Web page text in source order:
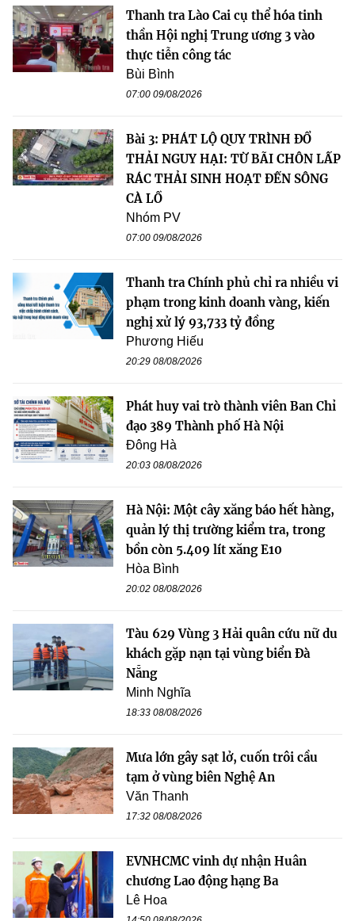
Thanh tra Lào Cai cụ thể hóa tinh
thần Hội nghị Trung ương 3 vào
thực tiễn công tác
Bùi Bình
07:00 09/08/2026
Bài 3: PHÁT LỘ QUY TRÌNH ĐỔ
THẢI NGUY HẠI: TỪ BÃI CHÔN LẤP
RÁC THẢI SINH HOẠT ĐẾN SÔNG
CÀ LỒ
Nhóm PV
07:00 09/08/2026
Thanh tra Chính phủ chỉ ra nhiều vi
phạm trong kinh doanh vàng, kiến
nghị xử lý 93,733 tỷ đồng
Phương Hiếu
20:29 08/08/2026
Phát huy vai trò thành viên Ban Chỉ
đạo 389 Thành phố Hà Nội
Đông Hà
20:03 08/08/2026
Hà Nội: Một cây xăng báo hết hàng,
quản lý thị trường kiểm tra, trong
bồn còn 5.409 lít xăng E10
Hòa Bình
20:02 08/08/2026
Tàu 629 Vùng 3 Hải quân cứu nữ du
khách gặp nạn tại vùng biển Đà
Nẵng
Minh Nghĩa
18:33 08/08/2026
Mưa lớn gây sạt lở, cuốn trôi cầu
tạm ở vùng biên Nghệ An
Văn Thanh
17:32 08/08/2026
EVNHCMC vinh dự nhận Huân
chương Lao động hạng Ba
Lê Hoa